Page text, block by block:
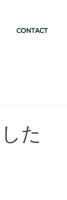
CONTACT
た